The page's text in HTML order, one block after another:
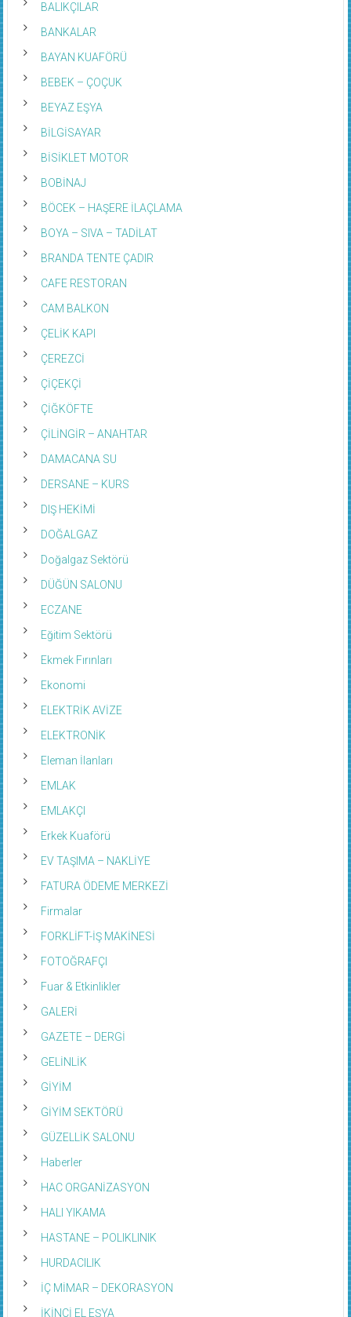
BALIKÇILAR
BANKALAR
BAYAN KUAFÖRÜ
BEBEK – ÇOÇUK
BEYAZ EŞYA
BİLGİSAYAR
BİSİKLET MOTOR
BOBİNAJ
BÖCEK – HAŞERE İLAÇLAMA
BOYA – SIVA – TADİLAT
BRANDA TENTE ÇADIR
CAFE RESTORAN
CAM BALKON
ÇELİK KAPI
ÇEREZCİ
ÇİÇEKÇİ
ÇİĞKÖFTE
ÇİLİNGİR – ANAHTAR
DAMACANA SU
DERSANE – KURS
DIŞ HEKİMİ
DOĞALGAZ
Doğalgaz Sektörü
DÜĞÜN SALONU
ECZANE
Eğitim Sektörü
Ekmek Fırınları
Ekonomi
ELEKTRİK AVİZE
ELEKTRONİK
Eleman İlanları
EMLAK
EMLAKÇI
Erkek Kuaförü
EV TAŞIMA – NAKLİYE
FATURA ÖDEME MERKEZİ
Firmalar
FORKLİFT-İŞ MAKİNESİ
FOTOĞRAFÇI
Fuar & Etkinlikler
GALERİ
GAZETE – DERGİ
GELİNLİK
GİYİM
GİYİM SEKTÖRÜ
GÜZELLİK SALONU
Haberler
HAC ORGANİZASYON
HALI YIKAMA
HASTANE – POLIKLINIK
HURDACILIK
İÇ MİMAR – DEKORASYON
İKİNCİ EL EŞYA